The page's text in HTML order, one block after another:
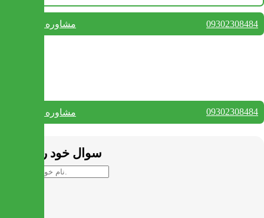
مشاوره واتس آپ 09302308484
مشاوره واتس آپ 09302308484
سوال خود را بپرسید